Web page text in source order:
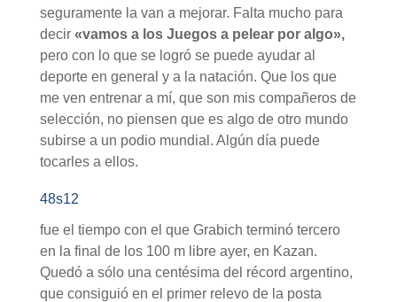
seguramente la van a mejorar. Falta mucho para
decir «vamos a los Juegos a pelear por algo»,
pero con lo que se logró se puede ayudar al
deporte en general y a la natación. Que los que
me ven entrenar a mí, que son mis compañeros de
selección, no piensen que es algo de otro mundo
subirse a un podio mundial. Algún día puede
tocarles a ellos.
48s12
fue el tiempo con el que Grabich terminó tercero
en la final de los 100 m libre ayer, en Kazan.
Quedó a sólo una centésima del récord argentino,
que consiguió en el primer relevo de la posta